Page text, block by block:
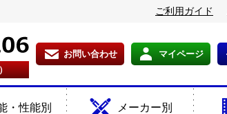
ご利用ガイド
お問い合わせ マイページ
・性能別 メーカー別